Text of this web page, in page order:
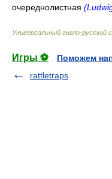
очереднолистная
Универсальный англо-русский
Игры ⚽
Поможем
rattletraps